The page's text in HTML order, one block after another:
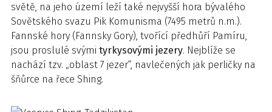
světě, na jeho území leží také nejvyšší hora bývalého
Sovětského svazu Pik Komunisma (7495 metrů n.m.).
Fannské hory (Fannsky Gory), tvořící předhůří Pamíru,
jsou proslulé svými tyrkysovými jezery. Nejblíže se
nachází tzv. „oblast 7 jezer“, navlečených jak perličky na
šňůrce na řece Shing.